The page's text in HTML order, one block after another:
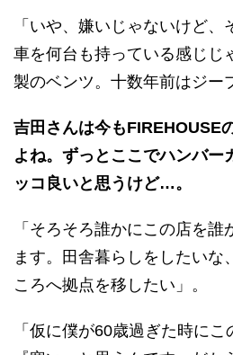
「いや、嫌いじゃないけど
車を何台も持っている感じじ
製のベンツ。十数年前はジー
吉田さんは今もFIREHOUSE
よね。ずっとここでハンバー
ッコ良いと思うけど…。
「そろそろ誰かにこの店を
ます。田舎暮らしをしたいな
ころへ拠点を移したい」。
「仮に僕が60歳過ぎた時に